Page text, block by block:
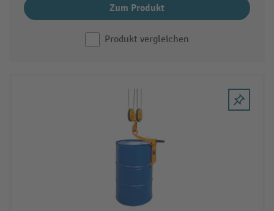
Zum Produkt
Produkt vergleichen